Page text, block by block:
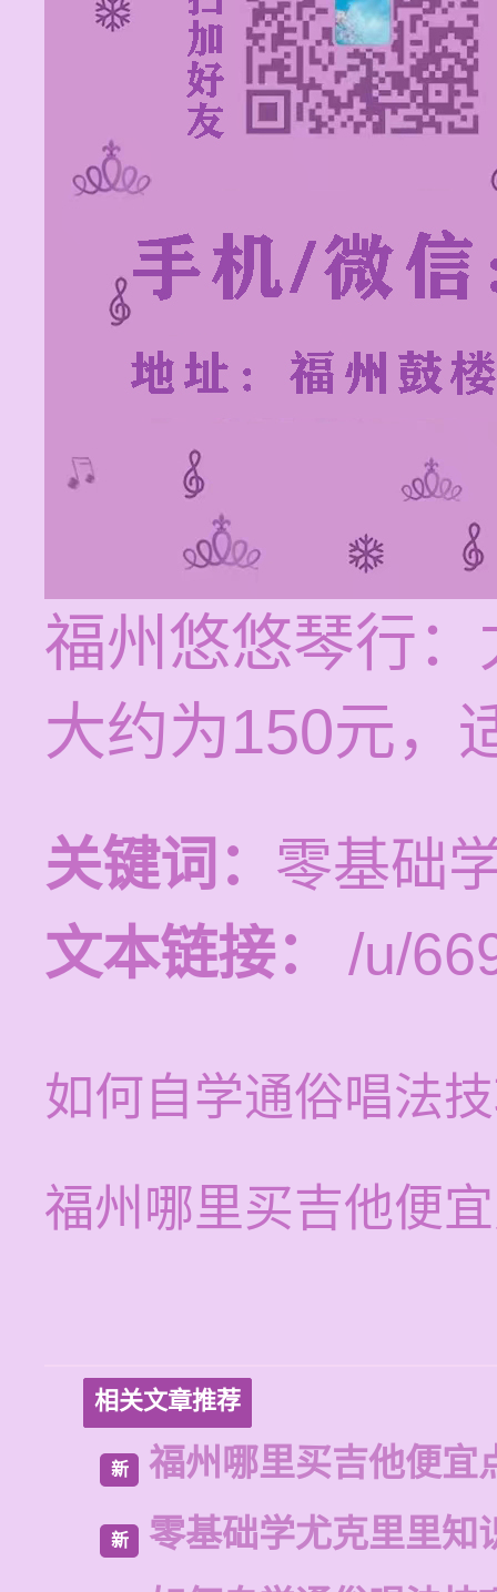
福州悠悠琴行
大约为150元，
关键词： 零基础
文本链接：
/u/
如何自学通俗唱法
福州哪里买吉他便
相关文章推荐
新 福州哪里买吉他便宜
新
零基础学尤克里里知